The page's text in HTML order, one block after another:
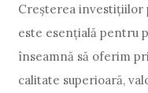
Creșterea investițiilor
este esențială pentru
înseamnă să oferim
calitate superioară,